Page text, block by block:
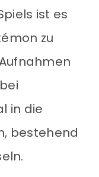
ist es
zu
in die
bestehend